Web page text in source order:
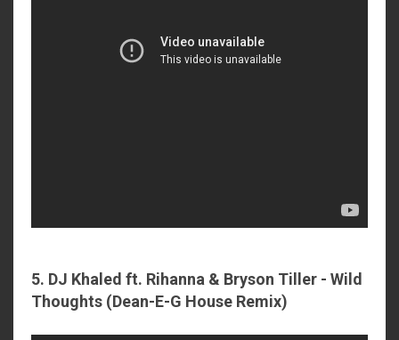
5. DJ Khaled ft. Rihanna & Bryson Tiller - Wild
Thoughts (Dean-E-G House Remix)